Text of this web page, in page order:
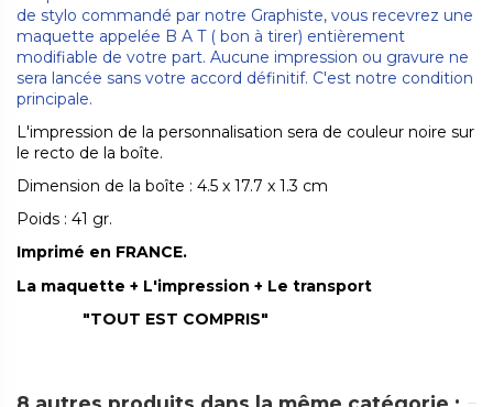
de stylo commandé par notre Graphiste, vous recevrez une
maquette appelée B A T ( bon à tirer) entièrement
modifiable de votre part. Aucune impression ou gravure ne
sera lancée sans votre accord définitif. C'est notre condition
principale.
L'impression de la personnalisation sera de couleur noire sur
le recto de la boîte.
Dimension de la boîte : 4.5 x 17.7 x 1.3 cm
Poids : 41 gr.
Imprimé en FRANCE.
La maquette + L'impression + Le transport
"TOUT EST COMPRIS"